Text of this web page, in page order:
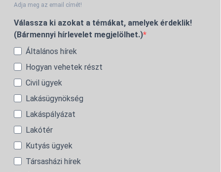
Adja meg az email címét!
Válassza ki azokat a témákat, amelyek érdeklik!
(Bármennyi hírlevelet megjelölhet.)
Általános hírek
Hogyan vehetek részt
Civil ügyek
Lakásügynökség
Lakáspályázat
Lakótér
Kutyás ügyek
Társasházi hírek